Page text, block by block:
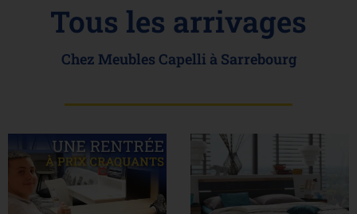
Tous les arrivages
Chez Meubles Capelli à Sarrebourg